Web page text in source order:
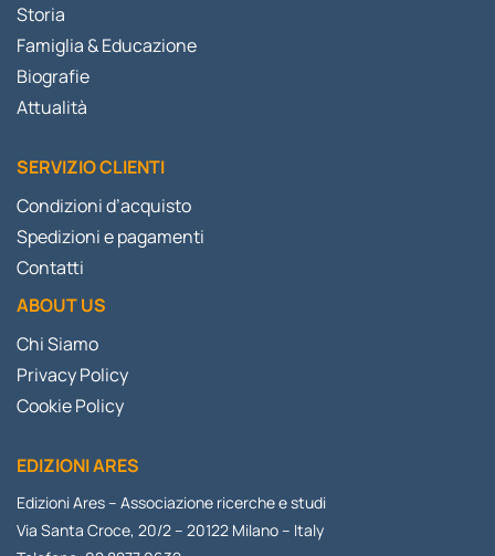
Storia
Famiglia & Educazione
Biografie
Attualità
SERVIZIO CLIENTI
Condizioni d’acquisto
Spedizioni e pagamenti
Contatti
ABOUT US
Chi Siamo
Privacy Policy
Cookie Policy
EDIZIONI ARES
Edizioni Ares – Associazione ricerche e studi
Via Santa Croce, 20/2 – 20122 Milano – Italy